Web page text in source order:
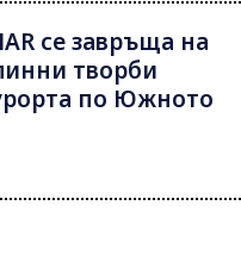
се завръща на
творби
по Южното